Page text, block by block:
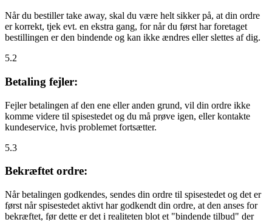
Når du bestiller take away, skal du være helt sikker på, at din ordre
er korrekt, tjek evt. en ekstra gang, for når du først har foretaget
bestillingen er den bindende og kan ikke ændres eller slettes af dig.
5.2
Betaling fejler:
Fejler betalingen af den ene eller anden grund, vil din ordre ikke
komme videre til spisestedet og du må prøve igen, eller kontakte
kundeservice, hvis problemet fortsætter.
5.3
Bekræftet ordre:
Når betalingen godkendes, sendes din ordre til spisestedet og det er
først når spisestedet aktivt har godkendt din ordre, at den anses for
bekræftet, før dette er det i realiteten blot et "bindende tilbud" der